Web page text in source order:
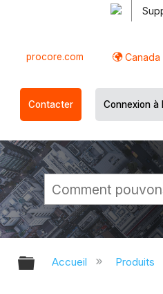
procore.com Canada
Contacter Connexion à
Développer/
Accueil Produits